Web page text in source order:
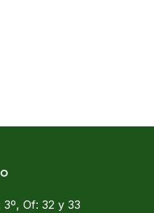
Of: 32 y 33